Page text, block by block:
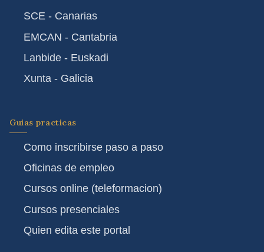
SCE - Canarias
EMCAN - Cantabria
Lanbide - Euskadi
Xunta - Galicia
Guias practicas
Como inscribirse paso a paso
Oficinas de empleo
Cursos online (teleformacion)
Cursos presenciales
Quien edita este portal